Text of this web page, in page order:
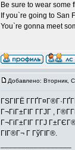
Be sure to wear some
If you`re going to San
You`re gonna meet
Добавлено: Вторник,
ГЅГІГЁ
Г¬ГіГ±ГІГ Г­ГЈГ ,
Г¬ГіГ±ГІГ Г­ГЈ
ГІГ®Г¬ Г ГўГІГ®.